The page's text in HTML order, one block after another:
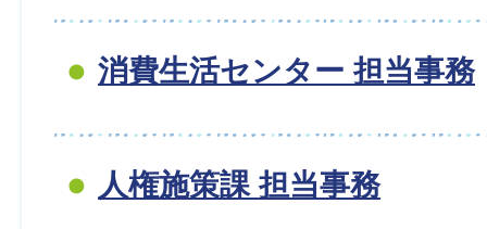
消費生活センター 担当事務
人権施策課 担当事務